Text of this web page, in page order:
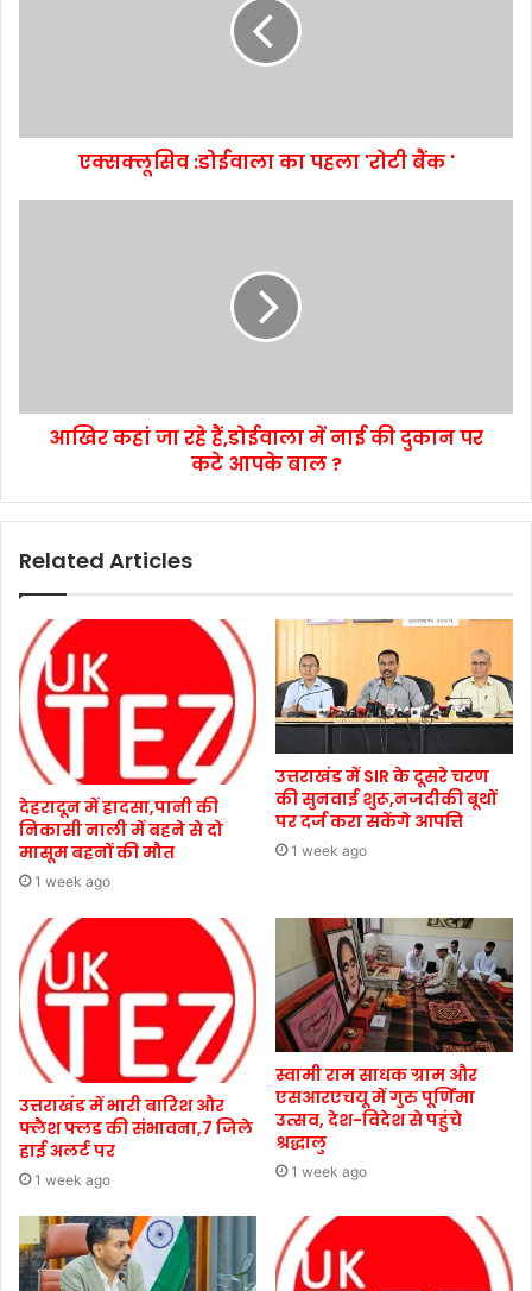
एक्सक्लूसिव :डोईवाला का पहला 'रोटी बैंक '
आखिर कहां जा रहे हैं,डोईवाला में नाई की दुकान पर
कटे आपके बाल ?
Related Articles
देहरादून में हादसा,पानी की
निकासी नाली में बहने से दो
मासूम बहनों की मौत
1 week ago
उत्तराखंड में SIR के दूसरे चरण
की सुनवाई शुरू,नजदीकी बूथों
पर दर्ज करा सकेंगे आपत्ति
1 week ago
उत्तराखंड में भारी बारिश और
फ्लैश फ्लड की संभावना,7 जिले
हाई अलर्ट पर
1 week ago
स्वामी राम साधक ग्राम और
एसआरएचयू में गुरु पूर्णिमा
उत्सव, देश-विदेश से पहुंचे
श्रद्धालु
1 week ago